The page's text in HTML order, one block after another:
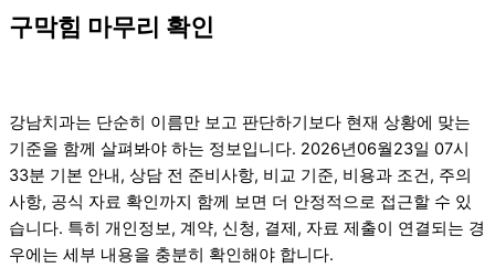
구막힘 마무리 확인
강남치과는 단순히 이름만 보고 판단하기보다 현재 상황에 맞는
기준을 함께 살펴봐야 하는 정보입니다. 2026년06월23일 07시
33분 기본 안내, 상담 전 준비사항, 비교 기준, 비용과 조건, 주의
사항, 공식 자료 확인까지 함께 보면 더 안정적으로 접근할 수 있
습니다. 특히 개인정보, 계약, 신청, 결제, 자료 제출이 연결되는 경
우에는 세부 내용을 충분히 확인해야 합니다.